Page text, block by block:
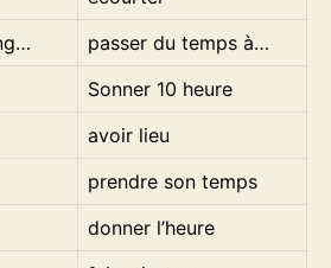
passer du temps à…
Sonner 10 heure
avoir lieu
prendre son temps
donner l’heure